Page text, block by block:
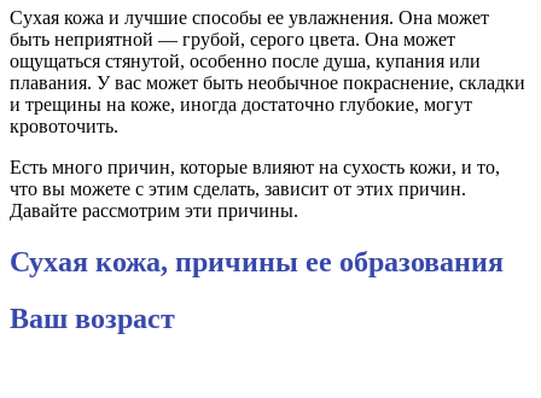
Сухая кожа и лучшие способы ее увлажнения. Она может
быть неприятной — грубой, серого цвета. Она может
ощущаться стянутой, особенно после душа, купания или
плавания. У вас может быть необычное покраснение, складки
и трещины на коже, иногда достаточно глубокие, могут
кровоточить.
Есть много причин, которые влияют на сухость кожи, и то,
что вы можете с этим сделать, зависит от этих причин.
Давайте рассмотрим эти причины.
Сухая кожа, причины ее образования
Ваш возраст